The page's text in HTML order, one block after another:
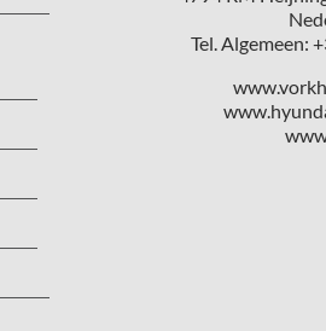
Tel. Algemeen: